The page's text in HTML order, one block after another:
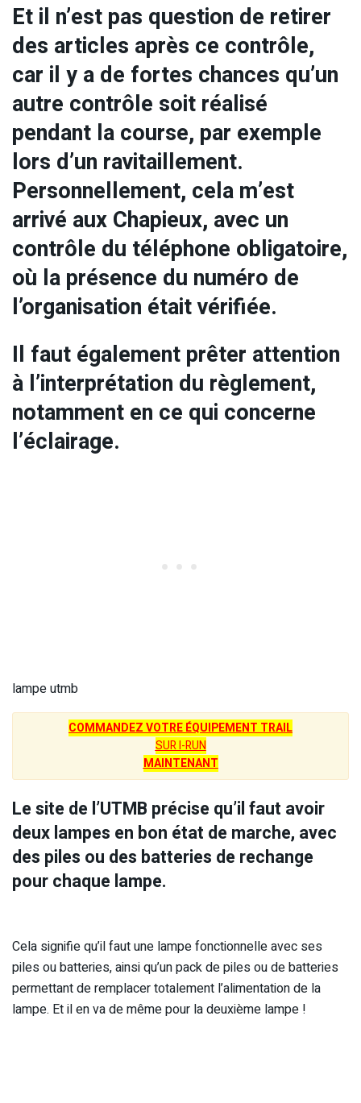
Et il n’est pas question de retirer
des articles après ce contrôle,
car il y a de fortes chances qu’un
autre contrôle soit réalisé
pendant la course, par exemple
lors d’un ravitaillement.
Personnellement, cela m’est
arrivé aux Chapieux, avec un
contrôle du téléphone obligatoire,
où la présence du numéro de
l’organisation était vérifiée.
Il faut également prêter attention
à l’interprétation du règlement,
notamment en ce qui concerne
l’éclairage.
lampe utmb
COMMANDEZ VOTRE ÉQUIPEMENT TRAIL
SUR I-RUN
MAINTENANT
Le site de l’UTMB précise qu’il faut avoir
deux lampes en bon état de marche, avec
des piles ou des batteries de rechange
pour chaque lampe.
Cela signifie qu’il faut une lampe fonctionnelle avec ses
piles ou batteries, ainsi qu’un pack de piles ou de batteries
permettant de remplacer totalement l’alimentation de la
lampe. Et il en va de même pour la deuxième lampe !